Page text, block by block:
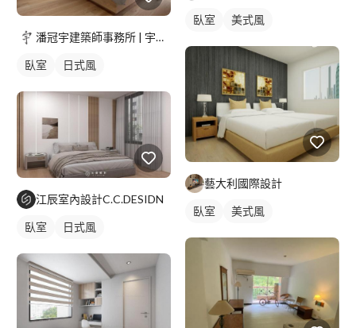
潘冠宇建築師事務所 | 宇椽室內設計
臥室 日式風
江辰室內設計C.C.DESIDN
臥室 日式風
臥室 美式風
藝大利國際設計
臥室 美式風